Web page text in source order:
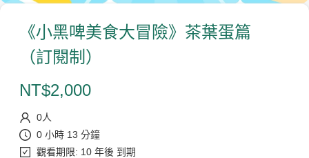
《小黑啤美食大冒險》茶葉蛋篇
（訂閱制）
NT$2,000
0人
0 小時 13 分鐘
觀看期限: 10 年後 到期